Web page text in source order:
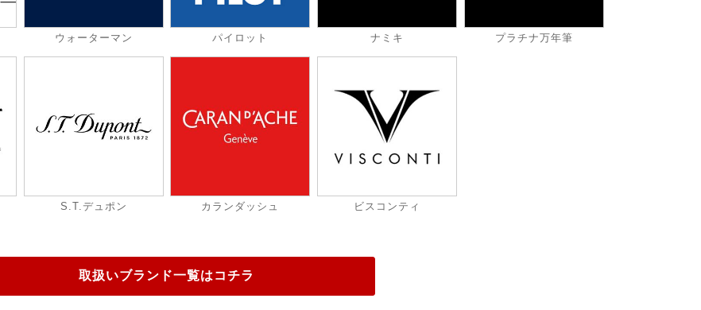
ウォーターマン パイロット ナミキ プラチナ万年筆
S.T.デュポン カランダッシュ ビスコンティ
取扱いブランド一覧はコチラ